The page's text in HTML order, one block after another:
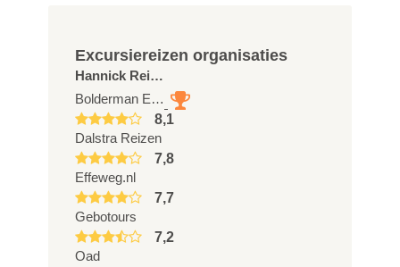
Excursiereizen organisaties
Hannick Reizen
Bolderman Excursiereizen
8,1
Dalstra Reizen
7,8
Effeweg.nl
7,7
Gebotours
7,2
Oad